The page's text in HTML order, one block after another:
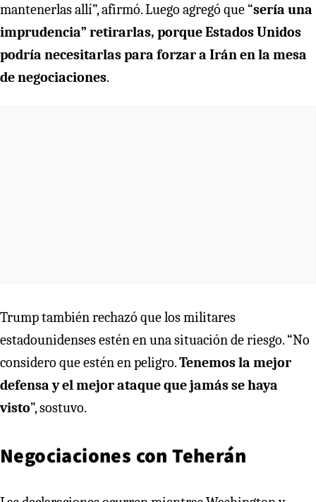
mantenerlas allí”, afirmó. Luego agregó que “sería una
imprudencia” retirarlas, porque Estados Unidos
podría necesitarlas para forzar a Irán en la mesa
de negociaciones.
Trump también rechazó que los militares
estadounidenses estén en una situación de riesgo. “No
considero que estén en peligro.Tenemos la mejor
defensa y el mejor ataque que jamás se haya
visto”, sostuvo.
Negociaciones con Teherán